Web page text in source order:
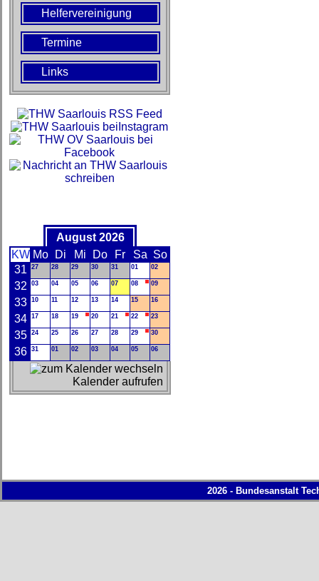
Helfervereinigung
Termine
Links
August 2026
KW Mo Di Mi Do Fr Sa So
31
27 28 29 30 31 01 02
32 03 04 05 06 07 08 09
33 10 11 12 13 14 15 16
34 17 18 19 20 21 22 23
35 24 25 26 27 28 29 30
36 31 01 02 03 04 05 06
Kalender aufrufen
2026 - Bundesanstalt